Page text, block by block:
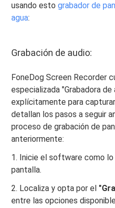
usando estograbador de
agua:
Grabación de audio:
FoneDog Screen Recorder
especializada "Grabadora de
explícitamente para
detallan los pasos a seguir
proceso de grabación de
anteriormente:
1. Inicie el software como lo
pantalla.
2. Localiza y opta por el
entre las opciones